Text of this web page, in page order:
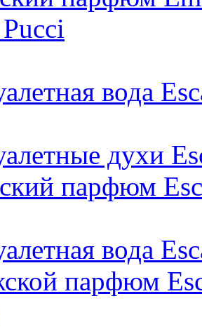
вода
духи
парфюм
вода
парфюм